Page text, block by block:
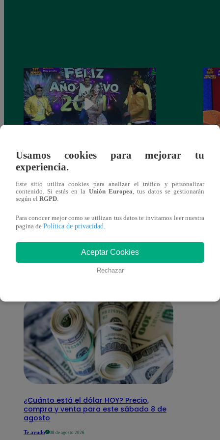
Josimar armó una tremenda fiesta de año
nuevo en El Wasap de JB
También te puede
interesar
¿Cuánto está el dólar HOY? Precio,
compra y venta para este sábado 8 de
agosto
Te ayudo 08 de agosto 2026
Usamos cookies para mejorar tu
experiencia.
Este sitio utiliza cookies para analizar el tráfico y personalizar
contenido. Si estás en la Unión Europea , tus datos se gestionarán
según el RGPD
Para conocer mejor como se utilizan tus datos te invitamos leer nuestra
pagina de Política de privacidad
Aceptar Cookies
Rechazar